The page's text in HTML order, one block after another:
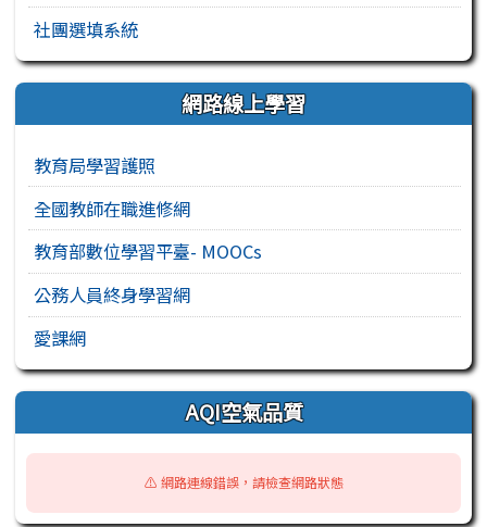
社團選填系統
網路線上學習
教育局學習護照
全國教師在職進修網
教育部數位學習平臺- MOOCs
公務人員終身學習網
愛課網
AQI空氣品質
⚠️ 網路連線錯誤，請檢查網路狀態